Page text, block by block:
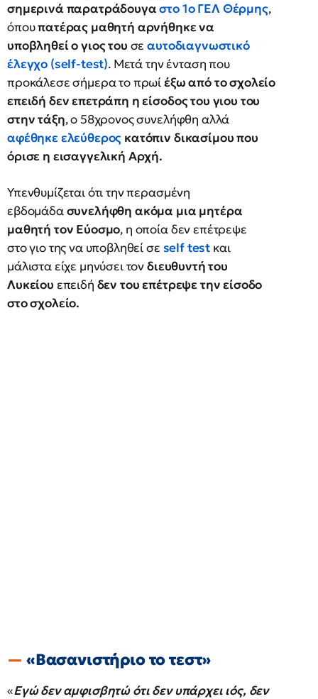
σημερινά παρατράδουγα στο 1ο ΓΕΛ Θέρμης,
όπουπατέρας μαθητή αρνήθηκε να
υποβληθεί ο γιος του σε αυτοδιαγνωστικό
έλεγχο (self-test). Μετά την ένταση που
προκάλεσε σήμερα το πρωίέξω από το σχολείο
επειδή δεν επετράπη η είσοδος του γιου του
στην τάξη, ο 58χρονος συνελήφθη αλλά
αφέθηκε ελεύθερος κατόπιν δικασίμου που
όρισε η εισαγγελική Αρχή.
Υπενθυμίζεται ότι την περασμένη
εβδομάδασυνελήφθη ακόμα μια μητέρα
μαθητή τον Εύοσμο, η οποία δεν επέτρεψε
στο γιο της να υποβληθεί σε self test και
μάλιστα είχε μηνύσει τονδιευθυντή του
Λυκείου επειδή δεν του επέτρεψε την είσοδο
στο σχολείο.
«Βασανιστήριο το τεστ»
«Εγώ δεν αμφισβητώ ότι δεν υπάρχει ιός, δεν